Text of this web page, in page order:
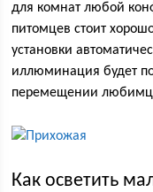
для комнат любой
питомцев стоит
установки
иллюминация будет
перемещении
Как осветить